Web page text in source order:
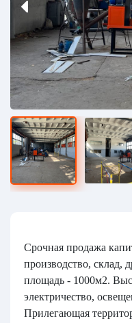
Срочная продажа
производство, склад,
площадь - 1000м2.
электричество,
Прилегающая